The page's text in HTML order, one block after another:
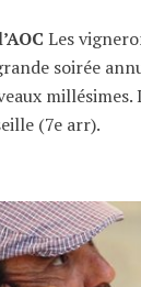
Les
soirée
(7e arr).